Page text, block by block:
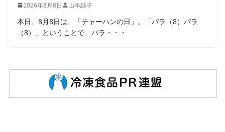
2026年8月8日 山本純子
本日、8月8日は、「チャーハンの日」。「パラ（8）パラ
（8）」ということで、パラ・・・